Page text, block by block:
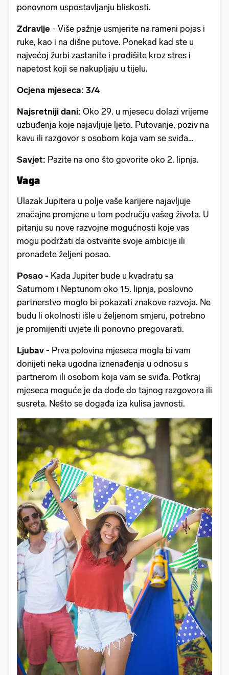
ponovnom uspostavljanju bliskosti.
Zdravlje - Više pažnje usmjerite na rameni pojas i
ruke, kao i na dišne putove. Ponekad kad ste u
najvećoj žurbi zastanite i prodišite kroz stres i
napetost koji se nakupljaju u tijelu.
Ocjena mjeseca: 3/4
Najsretniji dani: Oko 29. u mjesecu dolazi vrijeme
uzbuđenja koje najavljuje ljeto. Putovanje, poziv na
kavu ili razgovor s osobom koja vam se sviđa…
Savjet: Pazite na ono što govorite oko 2. lipnja.
Vaga
Ulazak Jupitera u polje vaše karijere najavljuje
značajne promjene u tom području vašeg života. U
pitanju su nove razvojne mogućnosti koje vas
mogu podržati da ostvarite svoje ambicije ili
pronađete željeni posao.
Posao - Kada Jupiter bude u kvadratu sa
Saturnom i Neptunom oko 15. lipnja, poslovno
partnerstvo moglo bi pokazati znakove razvoja. Ne
budu li okolnosti išle u željenom smjeru, potrebno
je promijeniti uvjete ili ponovno pregovarati.
Ljubav - Prva polovina mjeseca mogla bi vam
donijeti neka ugodna iznenađenja u odnosu s
partnerom ili osobom koja vam se sviđa. Potkraj
mjeseca moguće je da dođe do tajnog razgovora ili
susreta. Nešto se događa iza kulisa javnosti.